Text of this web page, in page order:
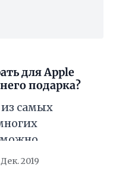
для Apple
подарка?
самых
можно
отслеживания
2019